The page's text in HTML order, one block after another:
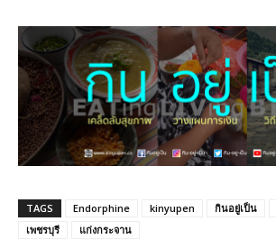
TAGS Endorphine kinyupen กินอยู่เป็น
เพชรบุรี
แก่งกระจาน